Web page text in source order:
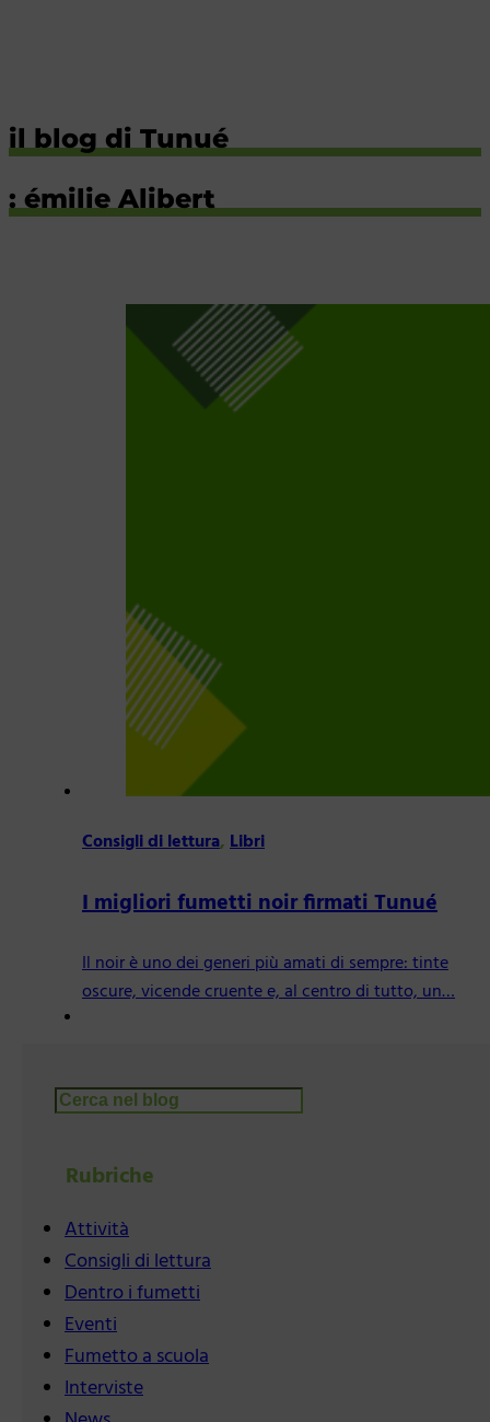
il blog di Tunué
: émilie Alibert
Consigli di lettura,Libri
I migliori fumetti noir firmati Tunué
Il noir è uno dei generi più amati di sempre: tinte
oscure, vicende cruente e, al centro di tutto, un…
Cerca
Rubriche
Attività
Consigli di lettura
Dentro i fumetti
Eventi
Fumetto a scuola
Interviste